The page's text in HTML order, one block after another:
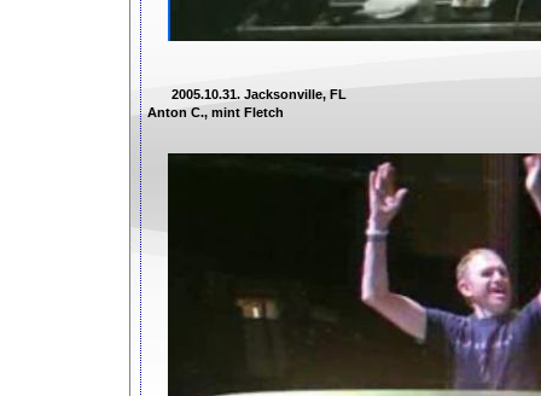
2005.10.31. Jacksonville, FL
Anton C., mint Fletch